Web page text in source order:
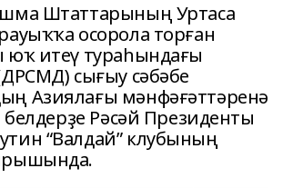
Штаттарының Уртаса
осорола торған
юҡ итеү тураһындағы
сығыу сәбәбе
Азиялағы мәнфәғәттәренә
белдерҙе Рәсәй Президенты
“Валдай” клубының